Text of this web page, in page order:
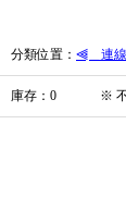
分類位置 ： ⫷＿連
庫存 ： 0 ※